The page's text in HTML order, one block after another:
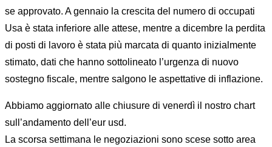
se approvato. A gennaio la crescita del numero di occupati
Usa è stata inferiore alle attese, mentre a dicembre la perdita
di posti di lavoro è stata più marcata di quanto inizialmente
stimato, dati che hanno sottolineato l’urgenza di nuovo
sostegno fiscale, mentre salgono le aspettative di inflazione.
Abbiamo aggiornato alle chiusure di venerdì il nostro chart
sull’andamento dell’eur usd.
La scorsa settimana le negoziazioni sono scese sotto area